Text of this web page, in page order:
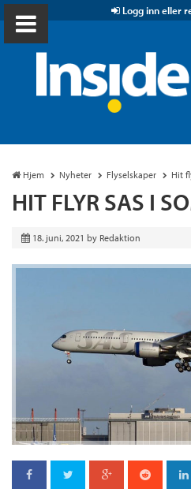
Logg inn eller
Hjem Nyheter Flyselskaper Hit
HIT FLYR SAS I
18. juni, 2021 by Redaktion